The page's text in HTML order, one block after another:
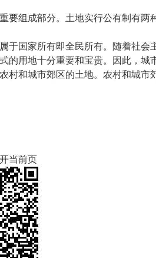
要组成部分。土地实行公有制有两
于国家所有即全民所有。随着社会
的用地十分重要和宝贵。因此，城
和城市郊区的土地。农村和城市
当前页